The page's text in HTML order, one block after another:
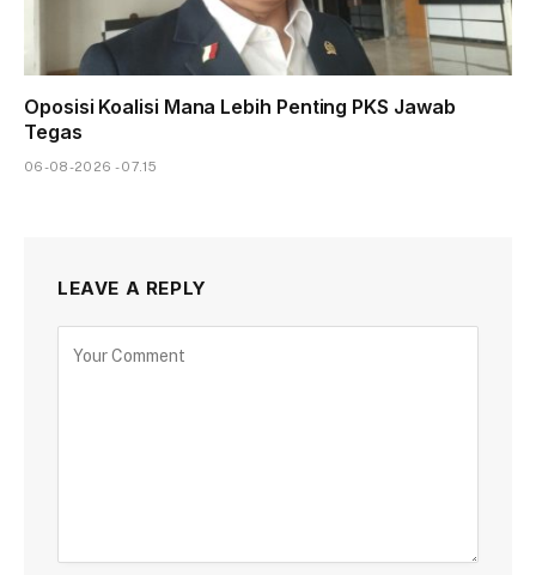
Oposisi Koalisi Mana Lebih Penting PKS Jawab
Tegas
06-08-2026 - 07.15
LEAVE A REPLY